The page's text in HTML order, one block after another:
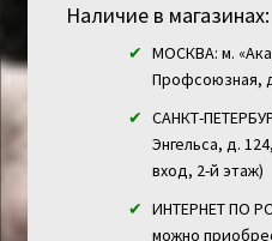
Наличие в магазинах:
МОСКВА: м.
Профсоюзная,
САНКТ-
Энгельса, д.
вход, 2-й этаж)
ИНТЕРНЕТ ПО
можно